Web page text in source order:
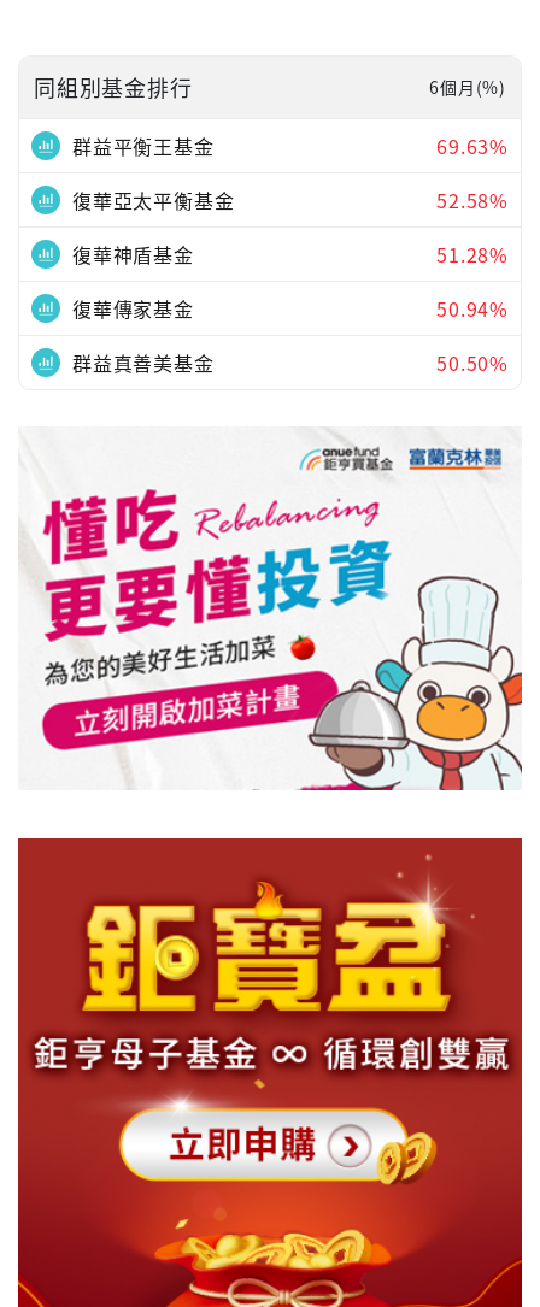
同組別基金排行 6個月(%)
群益平衡王基金
69.63%
復華亞太平衡基金
52.58%
復華神盾基金
51.28%
復華傳家基金
50.94%
群益真善美基金
50.50%